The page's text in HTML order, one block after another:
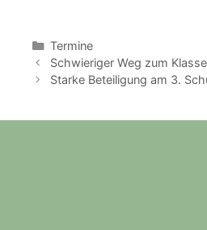
Kategorien
Termine
Schwieriger Weg zum
Starke Beteiligung am 3.